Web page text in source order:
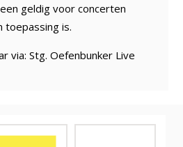
geldig voor concerten
toepassing is.
via:Stg. Oefenbunker Live